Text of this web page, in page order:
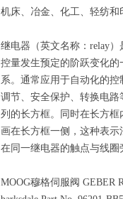
机床、冶金、化工、轻纺
继电器（英文名称：relay
控量发生预定的阶跃变化
系。通常应用于自动化的
调节、安全保护、转换电
列的长方框。同时在长方框
画在长方框一侧，这种表
在同一继电器的触点与线
MOOG穆格伺服阀